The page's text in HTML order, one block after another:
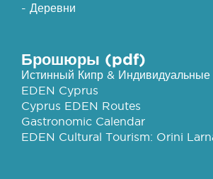
- Деревни
Брошюры (pdf)
Истинный Кипр &
EDEN Cyprus
Cyprus EDEN Routes
Gastronomic Calendar
EDEN Cultural Tourism: Orini